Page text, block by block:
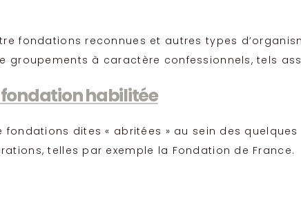
fondations reconnues et autres types
groupements à caractère confessionnels, tels
fondation habilitée
dites « abritées » au sein des
telles par exemple la Fondation de France.